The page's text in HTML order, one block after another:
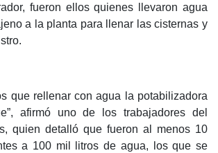
fueron ellos quienes llevaron agua
a la planta para llenar las cisternas y
que rellenar con agua la potabilizadora
afirmó uno de los trabajadores del
quien detalló que fueron al menos 10
a 100 mil litros de agua, los que se